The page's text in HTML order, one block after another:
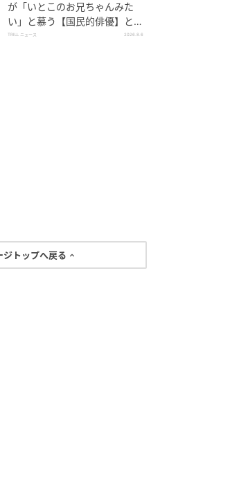
が「いとこのお兄ちゃんみた
い」と慕う【国民的俳優】と
は？
TRILL ニュース 2026.8.6
ジトップへ戻る